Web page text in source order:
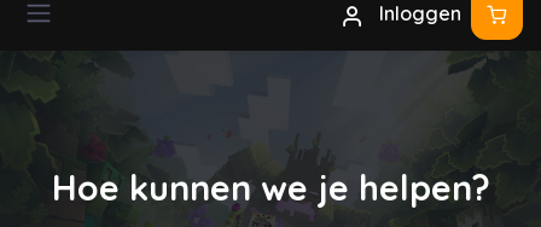
Inloggen
Hoe kunnen we je helpen?